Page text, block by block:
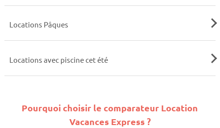
Locations Pâques
Locations avec piscine cet été
Pourquoi choisir le comparateur Location
Vacances Express ?